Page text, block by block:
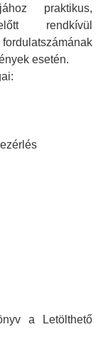
praktikus,
rendkívül
esetén.
a Letölthető